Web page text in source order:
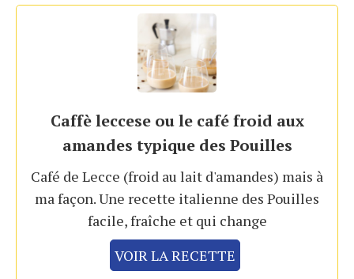
Caffè leccese ou le café froid aux
amandes typique des Pouilles
Café de Lecce (froid au lait d'amandes) mais à
ma façon. Une recette italienne des Pouilles
facile, fraîche et qui change
VOIR LA RECETTE